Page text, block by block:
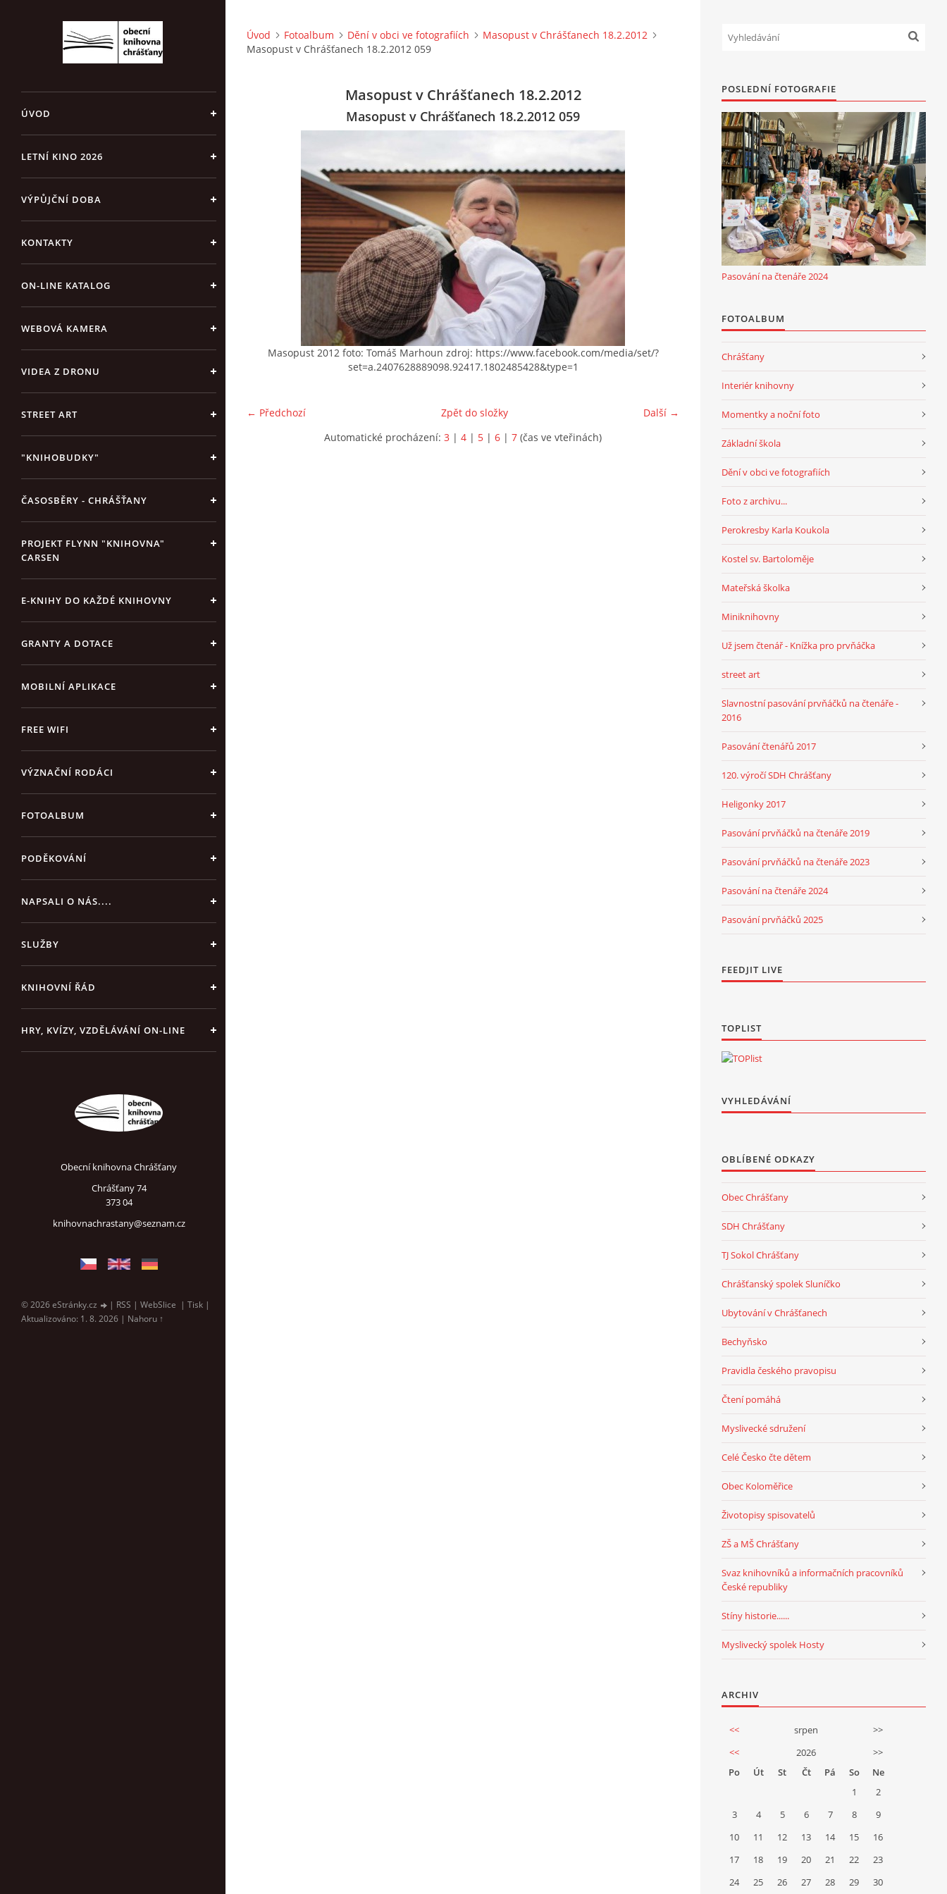
ÚVOD
LETNÍ KINO 2026
VÝPŮJČNÍ DOBA
KONTAKTY
ON-LINE KATALOG
WEBOVÁ KAMERA
VIDEA Z DRONU
STREET ART
"KNIHOBUDKY"
ČASOSBĚRY - CHRÁŠŤANY
PROJEKT FLYNN "KNIHOVNA"
CARSEN
E-KNIHY DO KAŽDÉ KNIHOVNY
GRANTY A DOTACE
MOBILNÍ APLIKACE
FREE WIFI
VÝZNAČNÍ RODÁCI
FOTOALBUM
PODĚKOVÁNÍ
NAPSALI O NÁS....
SLUŽBY
KNIHOVNÍ ŘÁD
HRY, KVÍZY, VZDĚLÁVÁNÍ ON-LINE
Obecní knihovna Chrášťany
Chrášťany 74
373 04
knihovnachrastany@seznam.cz
© 2026 eStránky.cz | RSS | WebSlice | Tisk |
Aktualizováno: 1. 8. 2026 | Nahoru ↑
Úvod Fotoalbum Dění v obci ve fotografiích
Masopust v Chrášťanech 18.2.2012
Masopust v Chrášťanech 18.2.2012 059
Masopust v Chrášťanech 18.2.2012
Masopust v Chrášťanech 18.2.2012 059
Masopust 2012 foto: Tomáš Marhoun zdroj: https://www.facebook.com/media/set/?
set=a.2407628889098.92417.1802485428&type=1
← Předchozí Další →
Zpět do složky
Automatické procházení: 3 | 4 | 5 | 6 | 7 (čas ve vteřinách)
POSLEDNÍ FOTOGRAFIE
Pasování na čtenáře 2024
FOTOALBUM
Chrášťany
Interiér knihovny
Momentky a noční foto
Základní škola
Dění v obci ve fotografiích
Foto z archivu...
Perokresby Karla Koukola
Kostel sv. Bartoloměje
Mateřská školka
Miniknihovny
Už jsem čtenář - Knížka pro prvňáčka
street art
Slavnostní pasování prvňáčků na čtenáře -
2016
Pasování čtenářů 2017
120. výročí SDH Chrášťany
Heligonky 2017
Pasování prvňáčků na čtenáře 2019
Pasování prvňáčků na čtenáře 2023
Pasování na čtenáře 2024
Pasování prvňáčků 2025
FEEDJIT LIVE
TOPLIST
VYHLEDÁVÁNÍ
OBLÍBENÉ ODKAZY
Obec Chrášťany
SDH Chrášťany
TJ Sokol Chrášťany
Chrášťanský spolek Sluníčko
Ubytování v Chrášťanech
Bechyňsko
Pravidla českého pravopisu
Čtení pomáhá
Myslivecké sdružení
Celé Česko čte dětem
Obec Koloměřice
Životopisy spisovatelů
ZŠ a MŠ Chrášťany
Svaz knihovníků a informačních pracovníků
České republiky
Stíny historie......
Myslivecký spolek Hosty
ARCHIV
<< srpen
>>
<<
2026
>>
Po
Út St Čt Pá So
Ne
1
2
3
4 5 6 7 8
9
10
11 12 13 14 15
16
17
18 19 20 21 22
23
24
25 26 27 28 29 30